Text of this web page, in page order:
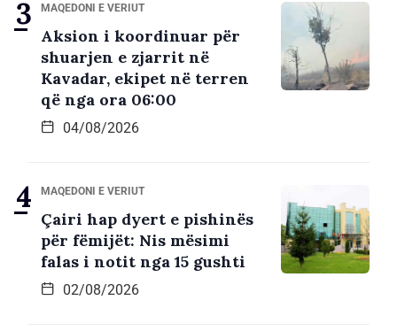
MAQEDONI E VERIUT
Aksion i koordinuar për
shuarjen e zjarrit në
Kavadar, ekipet në terren
që nga ora 06:00
04/08/2026
MAQEDONI E VERIUT
Çairi hap dyert e pishinës
për fëmijët: Nis mësimi
falas i notit nga 15 gushti
02/08/2026